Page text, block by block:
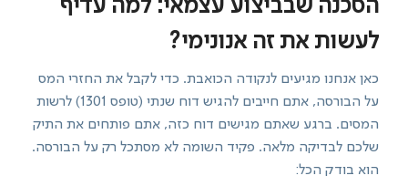
הסכנה שבביצוע עצמאי: למה עדיף
לעשות את זה אנונימי?
כאן אנחנו מגיעים לנקודה הכואבת. כדי לקבל את החזרי המס
על הבורסה, אתם חייבים להגיש דוח שנתי (טופס 1301) לרשות
המסים. ברגע שאתם מגישים דוח כזה, אתם פותחים את התיק
שלכם לבדיקה מלאה. פקיד השומה לא מסתכל רק על הבורסה.
הוא בודק הכל: